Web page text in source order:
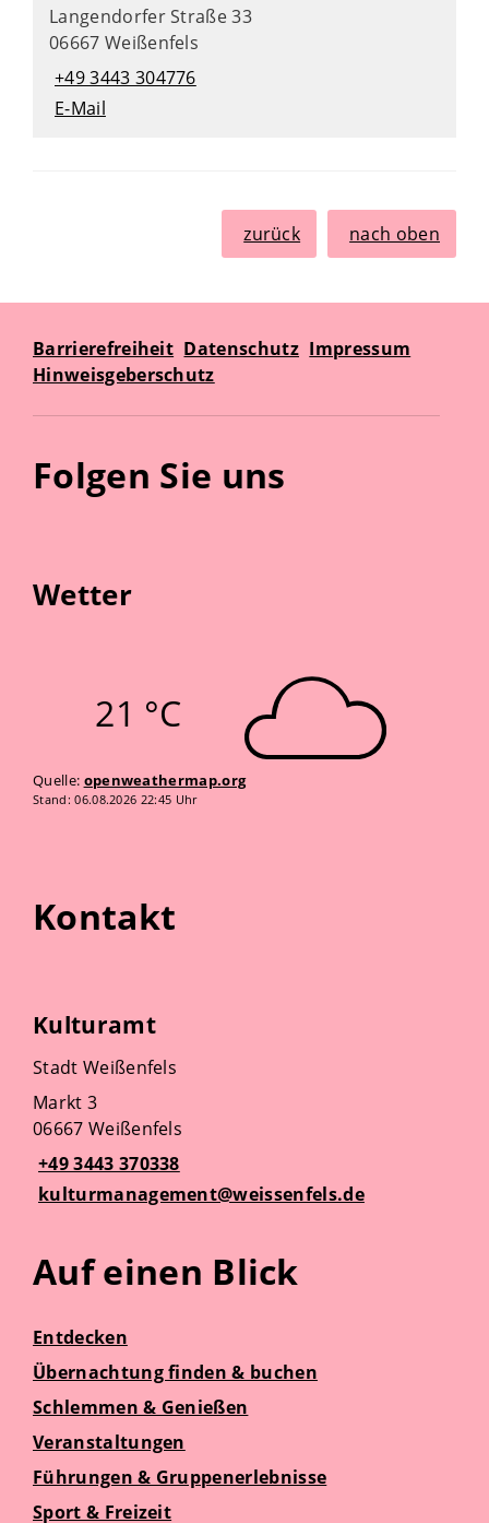
Langendorfer Straße 33
06667 Weißenfels
+49 3443 304776
E-Mail
zurück nach oben
Barrierefreiheit Datenschutz Impressum
Hinweisgeberschutz
Folgen Sie uns
Wetter
21 °C
Quelle: openweathermap.org
Stand: 06.08.2026 22:45 Uhr
Kontakt
Kulturamt
Stadt Weißenfels
Markt 3
06667 Weißenfels
+49 3443 370338
kulturmanagement@weissenfels.de
Auf einen Blick
Entdecken
Übernachtung finden & buchen
Schlemmen & Genießen
Veranstaltungen
Führungen & Gruppenerlebnisse
Sport & Freizeit